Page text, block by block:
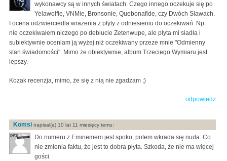
wykonawcy są w innych światach. Czego innego oczekuje się po
Yelawolfie, VNMie, Bronsonie, Quebonafide, czy Dwóch Sławach.
I ocena odzwierciedla wrażenia z płyty z odniesieniu do oczekiwań. Np.
nie oczekiwałem niczego po debiucie Zetenwupe, ale płyta mi siadła i
subiektywnie oceniam ją wyżej niż oczekiwany przeze mnie "Odmienny
stan świadomości". Mimo że obiektywnie, album Trzeciego Wymiaru jest
lepszy.
Kozak recenzja, mimo, że się z nią nie zgadzam ;)
odpowiedz
Komsi napisal(a) 10 lat 11 miesięcy temu:
Do numeru z Eminemem jest spoko, potem wkrada się nuda. Co
nie zmienia faktu, że jest to dobra płyta. Szkoda, że nie ma więcej
gości